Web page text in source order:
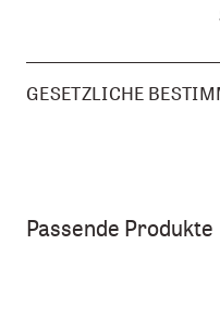
GESETZLICHE
Passende Produkte